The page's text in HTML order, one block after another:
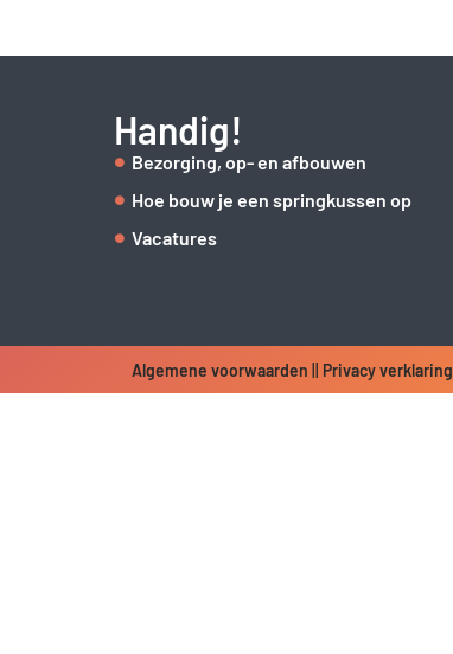
Handig!
Bezorging, op- en afbouwen
Hoe bouw je een springkussen op
Vacatures
Algemene voorwaarden Privacy verklaring